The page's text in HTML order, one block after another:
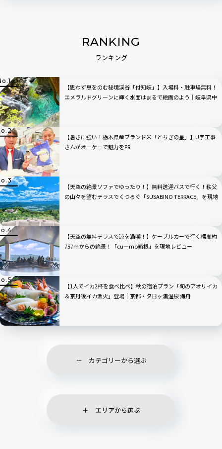
RANKING
ランキング
【思わず息をのむ秘境渓谷「付知峡」】入場料・駐車場無料！
エメラルドグリーンに輝く水面はまるで絵画のよう｜岐阜県中
【暑さに強い！栃木県産ブランド米「とちぎの星」】U字工事
さんがオーケーで魅力をPR
【天空の絶景ソファでゆったり！】無料送迎バスで行く！秩父
の山々を望むテラスでくつろぐ「SUSABINO TERRACE」を現地
【天空の無料テラスで涼を満喫！】ケーブルカーで行く標高約
757mからの絶景！「cu―mo箱根」を現地レビュー
【1人でイカ2杯を食べ比べ】秋の宿泊プラン「旬のアオリイカ
＆京丹後イカ漁火」登場｜京都・夕日ヶ浦温泉 海舟
カテゴリーから選ぶ
エリアから選ぶ